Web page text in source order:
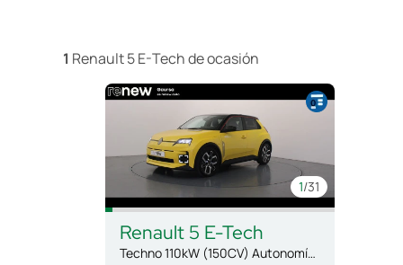
1 Renault 5 E-Tech de ocasión
1/31
Renault 5 E-Tech
Techno 110kW (150CV) Autonomía Confort